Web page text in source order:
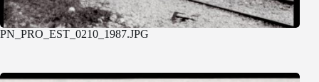
PN_PRO_EST_0210_1987.JPG